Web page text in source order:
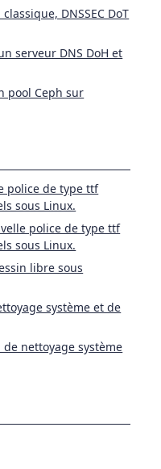
DNSSEC DoT
serveur DNS DoH et
pool Ceph sur
police de type ttf
sous Linux.
police de type ttf
sous Linux.
libre sous
système et de
nettoyage système